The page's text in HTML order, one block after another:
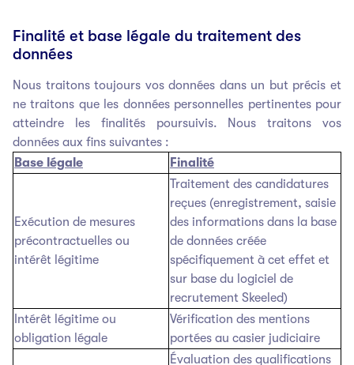
Finalité et base légale du traitement des
données
Nous traitons toujours vos données dans un but précis et
ne traitons que les données personnelles pertinentes pour
atteindre les finalités poursuivis. Nous traitons vos
données aux fins suivantes :
Base légale
Finalité
Exécution de mesures
précontractuelles ou
intérêt légitime
Traitement des candidatures
reçues (enregistrement, saisie
des informations dans la base
de données créée
spécifiquement à cet effet et
sur base du logiciel de
recrutement Skeeled)
Intérêt légitime ou
obligation légale
Vérification des mentions
portées au casier judiciaire
Évaluation des qualifications